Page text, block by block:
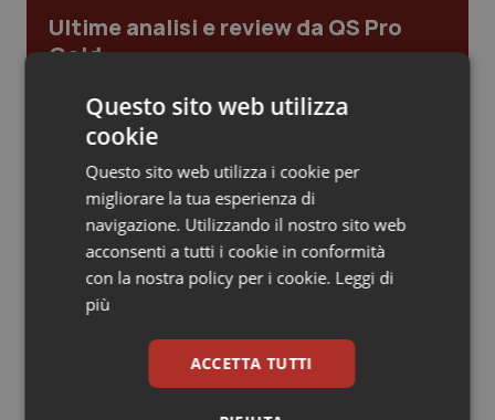
Provincia Autonoma di Bolzano
Puglia
Sardegna
Sicilia
Toscana
Infezioni & Febbre
Malattie rare
Malattia di Crohn & Rettocolite Ulcerosa
Neuroscienze & patologie neurodegenerative
Obesità
Ultime analisi e review da QS Pro
Gold
Cloud sanitario: infrastrutture,
compliance, GDPR e Risk management
Gestione dell'Ipertensione resistente:
dalle Linee Guida alle terapie innovative
modelli di responsabilità e autonomia
Questo sito web utilizza
cookie
Questo sito web utilizza i cookie per
migliorare la tua esperienza di
navigazione. Utilizzando il nostro sito web
acconsenti a tutti i cookie in conformità
con la nostra policy per i cookie. Leggi di
più
ACCETTA TUTTI